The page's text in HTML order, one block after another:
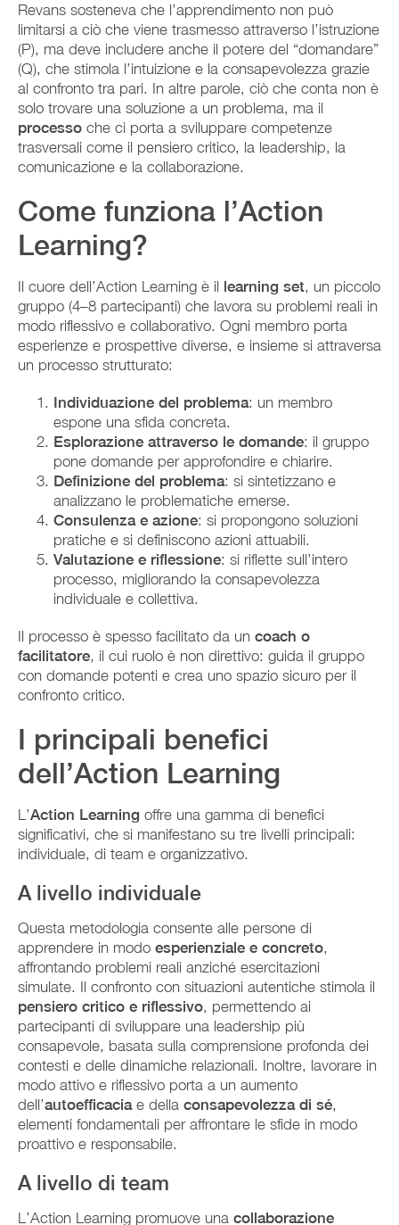
Revans sosteneva che l’apprendimento non può
limitarsi a ciò che viene trasmesso attraverso l’istruzione
(P), ma deve includere anche il potere del “domandare”
(Q), che stimola l’intuizione e la consapevolezza grazie
al confronto tra pari. In altre parole, ciò che conta non è
solo trovare una soluzione a un problema, ma il
processo che ci porta a sviluppare competenze
trasversali come il pensiero critico, la leadership, la
comunicazione e la collaborazione.
Come funziona l’Action
Learning?
Il cuore dell’Action Learning è il learning set, un piccolo
gruppo (4–8 partecipanti) che lavora su problemi reali in
modo riflessivo e collaborativo. Ogni membro porta
esperienze e prospettive diverse, e insieme si attraversa
un processo strutturato:
Individuazione del problema: un membro
espone una sfida concreta.
Esplorazione attraverso le domande: il gruppo
pone domande per approfondire e chiarire.
Definizione del problema: si sintetizzano e
analizzano le problematiche emerse.
Consulenza e azione: si propongono soluzioni
pratiche e si definiscono azioni attuabili.
Valutazione e riflessione: si riflette sull’intero
processo, migliorando la consapevolezza
individuale e collettiva.
Il processo è spesso facilitato da un coach o
facilitatore, il cui ruolo è non direttivo: guida il gruppo
con domande potenti e crea uno spazio sicuro per il
confronto critico.
I principali benefici
dell’Action Learning
L’Action Learning offre una gamma di benefici
significativi, che si manifestano su tre livelli principali:
individuale, di team e organizzativo.
A livello individuale
Questa metodologia consente alle persone di
apprendere in modo esperienziale e concreto,
affrontando problemi reali anziché esercitazioni
simulate. Il confronto con situazioni autentiche stimola il
pensiero critico e riflessivo, permettendo ai
partecipanti di sviluppare una leadership più
consapevole, basata sulla comprensione profonda dei
contesti e delle dinamiche relazionali. Inoltre, lavorare in
modo attivo e riflessivo porta a un aumento
dell’autoefficaciae della consapevolezza di sé,
elementi fondamentali per affrontare le sfide in modo
proattivo e responsabile.
A livello di team
L’Action Learning promuove una collaborazione